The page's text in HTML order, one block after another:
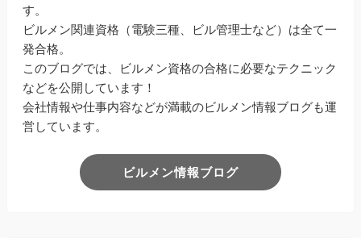
す。
ビルメン関連資格（電験三種、ビル管理士など）は全て一
発合格。
このブログでは、ビルメン資格の合格に必要なテクニック
などを公開しています！
会社情報や仕事内容などが満載のビルメン情報ブログも運
営しています。
ビルメン情報ブログ